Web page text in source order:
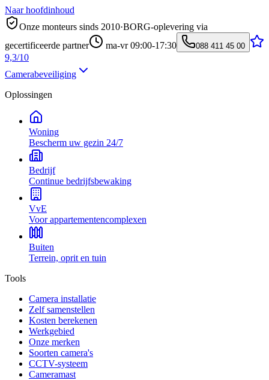
Naar hoofdinhoud
Onze monteurs sinds 2010·BORG-oplevering via
gecertificeerde partner
ma-vr 09:00-17:30 088 411 45 00
9,3/10
Camerabeveiliging
Oplossingen
Woning
Bescherm uw gezin 24/7
Bedrijf
Continue bedrijfsbewaking
VvE
Voor appartementencomplexen
Buiten
Terrein, oprit en tuin
Tools
Camera installatie
Zelf samenstellen
Kosten berekenen
Werkgebied
Onze merken
Soorten camera's
CCTV-systeem
Cameramast